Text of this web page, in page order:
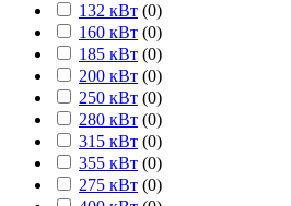
132 кВт (0)
160 кВт (0)
185 кВт (0)
200 кВт (0)
250 кВт (0)
280 кВт (0)
315 кВт (0)
355 кВт (0)
275 кВт (0)